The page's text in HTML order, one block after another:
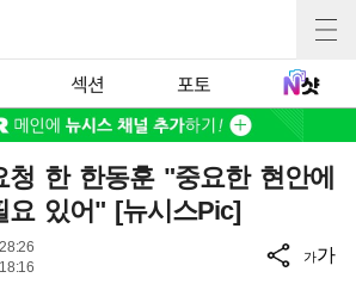
섹션 포토
한 한동훈 "중요한 현안에
요 있어" [뉴시스Pic]
가가